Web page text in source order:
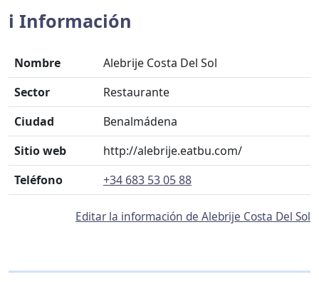
ℹ️ Información
Nombre
Alebrije Costa Del Sol
Sector
Restaurante
Ciudad
Benalmádena
Sitio web
http://alebrije.eatbu.com/
Teléfono
+34 683 53 05 88
Editar la información de Alebrije Costa Del Sol